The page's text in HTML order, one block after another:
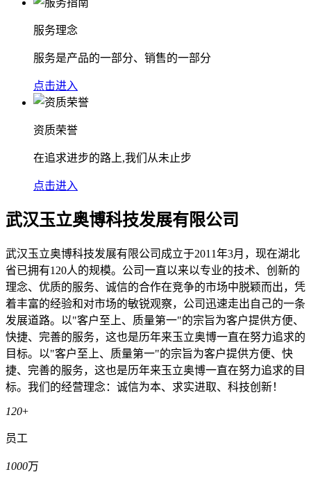
服务理念
服务是产品的一部分、销售的一部分
点击进入
资质荣誉
在追求进步的路上,我们从未止步
点击进入
武汉玉立奥博科技发展有限公司
武汉玉立奥博科技发展有限公司成立于2011年3月，现在湖北
省已拥有120人的规模。公司一直以来以专业的技术、创新的
理念、优质的服务、诚信的合作在竞争的市场中脱颖而出，凭
着丰富的经验和对市场的敏锐观察，公司迅速走出自己的一条
发展道路。以"客户至上、质量第一"的宗旨为客户提供方便、
快捷、完善的服务，这也是历年来玉立奥博一直在努力追求的
目标。以"客户至上、质量第一"的宗旨为客户提供方便、快
捷、完善的服务，这也是历年来玉立奥博一直在努力追求的目
标。我们的经营理念：诚信为本、求实进取、科技创新！
120+
员工
1000万